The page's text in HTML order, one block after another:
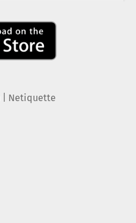
Netiquette